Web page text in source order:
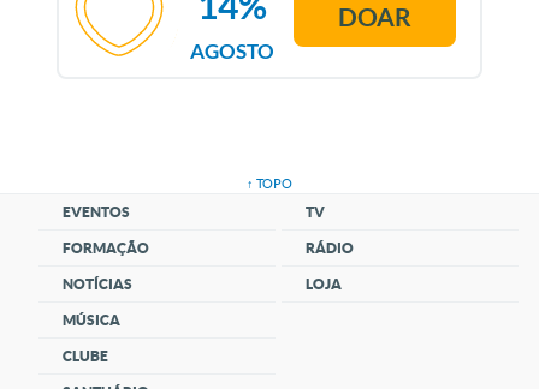
AGOSTO
DOAR
↑ TOPO
EVENTOS
FORMAÇÃO
NOTÍCIAS
MÚSICA
CLUBE
TV
RÁDIO
LOJA